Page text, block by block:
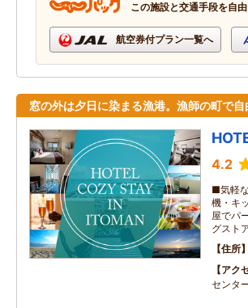
この施設と交通手段を自
航空券付プラン一覧へ
窓の外は夕日に染まる漁港。漁師の町で自
4.2
■気軽
機・キ
屋でパ
グスト
住所
アク
センタ